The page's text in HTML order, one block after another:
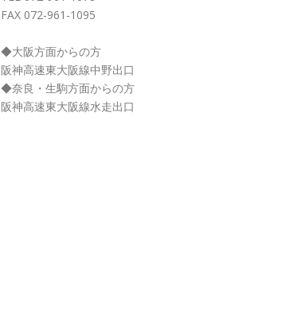
FAX 072-961-1095
◆大阪方面からの方
阪神高速東大阪線中野出口
◆奈良・生駒方面からの方
阪神高速東大阪線水走出口